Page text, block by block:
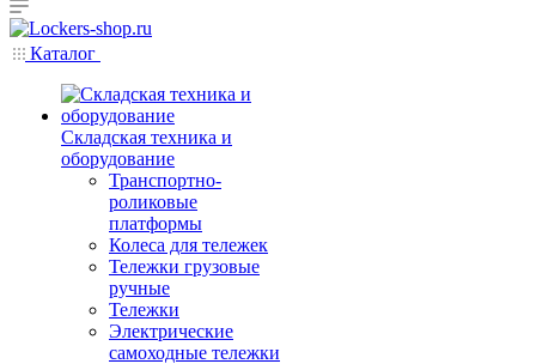
Каталог
Складская техника и
оборудование
Транспортно-
роликовые
платформы
Колеса для тележек
Тележки грузовые
ручные
Тележки
Электрические
самоходные тележки